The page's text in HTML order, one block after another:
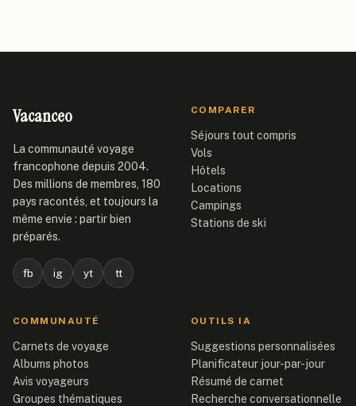
Vacanceo
La communauté voyage
francophone depuis 2004.
Des millions de membres, 180
pays racontés, et toujours la
même envie : partir bien
préparés.
fb ig yt tt
COMPARER
Séjours tout compris
Vols
Hôtels
Locations
Campings
Stations de ski
COMMUNAUTÉ
Carnets de voyage
Albums photos
Avis voyageurs
Groupes thématiques
OUTILS IA
Suggestions personnalisées
Planificateur jour-par-jour
Résumé de carnet
Recherche conversationnelle